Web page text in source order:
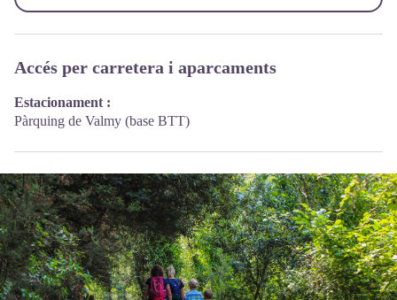
Accés per carretera i aparcaments
Estacionament :
Pàrquing de Valmy (base BTT)